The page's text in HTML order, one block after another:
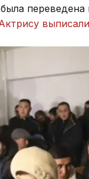
переведена
выписали